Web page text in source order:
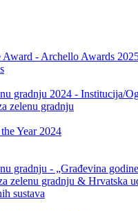
Award - Archello Awards
gradnju 2024 - Institucija/
zelenu gradnju
Year 2024
gradnju - „Građevina
zelenu gradnju & Hrvatska
sustava